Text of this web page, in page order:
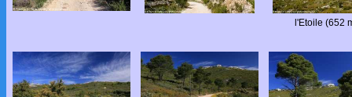
l'Etoile (652